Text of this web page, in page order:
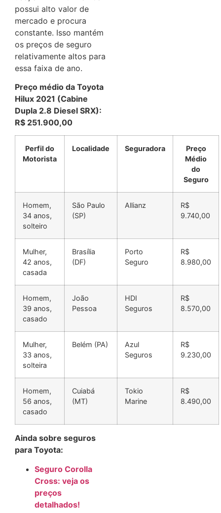
possui alto valor de
mercado e procura
constante. Isso mantém
os preços de seguro
relativamente altos para
essa faixa de ano.
Preço médio da Toyota
Hilux 2021 (Cabine
Dupla 2.8 Diesel SRX):
R$ 251.900,00
Perfil do
Motorista
Localidade Seguradora
Preço
Médio
do
Seguro
Homem,
34 anos,
solteiro
São Paulo
(SP)
Allianz
R$
9.740,00
Mulher,
42 anos,
casada
Brasília
(DF)
Porto
Seguro
R$
8.980,00
Homem,
39 anos,
casado
João
Pessoa
HDI
Seguros
R$
8.570,00
Mulher,
33 anos,
solteira
Belém (PA)
Azul
Seguros
R$
9.230,00
Homem,
56 anos,
casado
Cuiabá
(MT)
Tokio
Marine
R$
8.490,00
Ainda sobre seguros
para Toyota:
Seguro Corolla
Cross: veja os
preços
detalhados!